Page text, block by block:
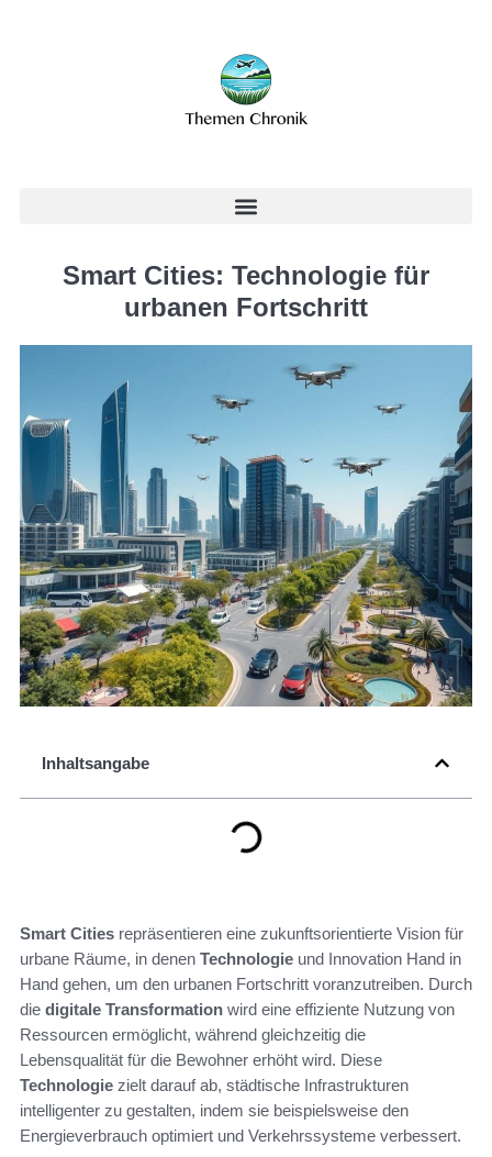
Smart Cities: Technologie für
urbanen Fortschritt
Inhaltsangabe
Smart Cities repräsentieren eine zukunftsorientierte Vision für
urbane Räume, in denen Technologie und Innovation Hand in
Hand gehen, um den urbanen Fortschritt voranzutreiben. Durch
die digitale Transformation wird eine effiziente Nutzung von
Ressourcen ermöglicht, während gleichzeitig die
Lebensqualität für die Bewohner erhöht wird. Diese
Technologie zielt darauf ab, städtische Infrastrukturen
intelligenter zu gestalten, indem sie beispielsweise den
Energieverbrauch optimiert und Verkehrssysteme verbessert.